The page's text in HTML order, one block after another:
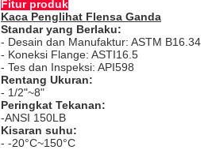
Fitur produk
Kaca Penglihat Flensa Ganda
Standar yang Berlaku:
- Desain dan Manufaktur: ASTM B16.34
- Koneksi Flange: ASTI16.5
- Tes dan Inspeksi: API598
Rentang Ukuran:
- 1/2"~8"
Peringkat Tekanan:
-ANSI 150LB
Kisaran suhu:
- -20°C~150°C